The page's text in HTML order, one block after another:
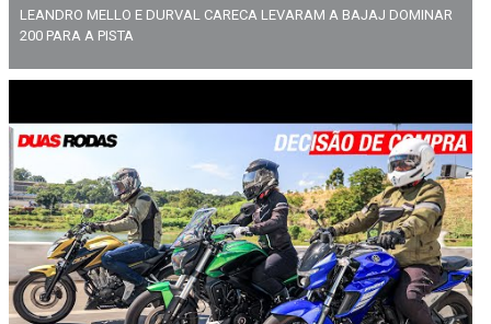
LEANDRO MELLO E DURVAL CARECA LEVARAM A BAJAJ DOMINAR
200 PARA A PISTA